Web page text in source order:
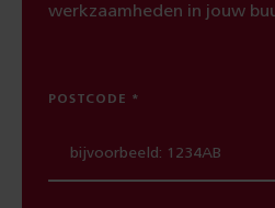
werkzaamheden in jouw
POSTCODE